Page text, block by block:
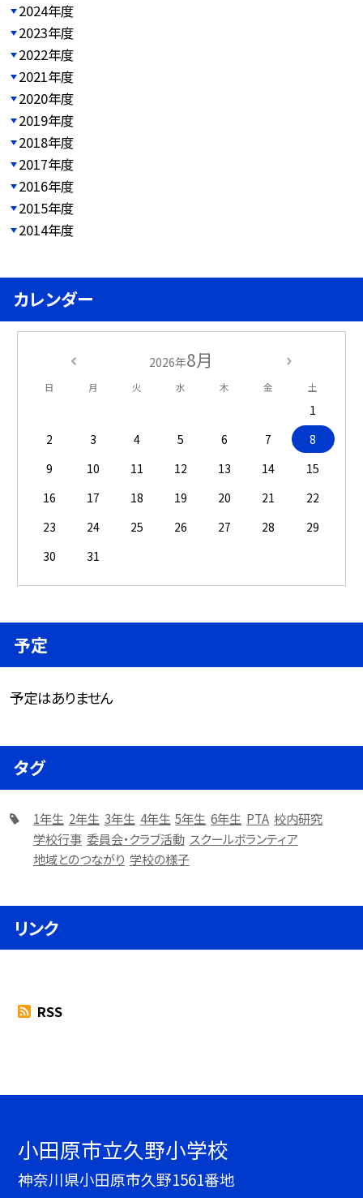
2024年度
2023年度
2022年度
2021年度
2020年度
2019年度
2018年度
2017年度
2016年度
2015年度
2014年度
カレンダー
2026年8月
日 月 火 水 木 金 土
1
2
3 4 5 6 7
8
9
10 11 12 13 14
15
16
17 18 19 20 21
22
23
24 25 26 27 28
29
30
31
予定
予定はありません
タグ
1年生 2年生 3年生 4年生 5年生 6年生 PTA 校内研究
学校行事 委員会・クラブ活動 スクールボランティア
地域とのつながり 学校の様子
リンク
RSS
小田原市立久野小学校
神奈川県小田原市久野1561番地